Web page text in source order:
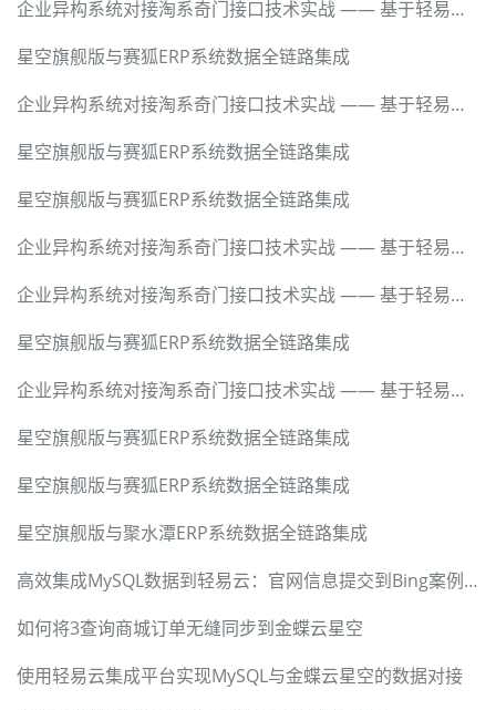
企业异构系统对接淘系奇门接口技术实战 —— 基于轻易云数据集成平台的全流程解密
星空旗舰版与赛狐ERP系统数据全链路集成
企业异构系统对接淘系奇门接口技术实战 —— 基于轻易云数据集成平台的全流程解密
星空旗舰版与赛狐ERP系统数据全链路集成
星空旗舰版与赛狐ERP系统数据全链路集成
企业异构系统对接淘系奇门接口技术实战 —— 基于轻易云数据集成平台的全流程解密
企业异构系统对接淘系奇门接口技术实战 —— 基于轻易云数据集成平台的全流程解密
星空旗舰版与赛狐ERP系统数据全链路集成
企业异构系统对接淘系奇门接口技术实战 —— 基于轻易云数据集成平台的全流程解密
星空旗舰版与赛狐ERP系统数据全链路集成
星空旗舰版与赛狐ERP系统数据全链路集成
星空旗舰版与聚水潭ERP系统数据全链路集成
高效集成MySQL数据到轻易云：官网信息提交到Bing案例详解
如何将3查询商城订单无缝同步到金蝶云星空
使用轻易云集成平台实现MySQL与金蝶云星空的数据对接